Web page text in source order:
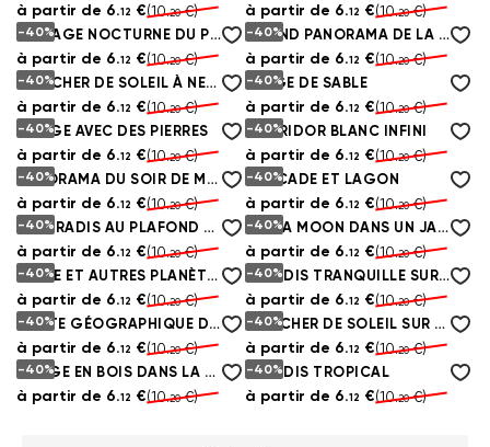
à partir de 6.12 €(10.20€) à partir de 6.12 €(10.20€)
-40% PAYSAGE NOCTURNE DU PONT DE BROOKLYN
à partir de 6.12 €(10.20€)
-40% GRAND PANORAMA DE LA VILLE DEPUIS LA FENÊTRE
à partir de 6.12 €(10.20€)
-40% COUCHER DE SOLEIL À NEW YORK
à partir de 6.12 €(10.20€)
-40%
PLAGE DE SABLE
à partir de 6.12 €(10.20€)
-40%
RIVAGE AVEC DES PIERRES
à partir de 6.12 €(10.20€)
-40%
CORRIDOR BLANC INFINI
à partir de 6.12 €(10.20€)
-40% PANORAMA DU SOIR DE MANHATTAN
à partir de 6.12 €(10.20€)
-40%
CASCADE ET LAGON
à partir de 6.12 €(10.20€)
-40% LE PARADIS AU PLAFOND POUR LA CHAMBRE
à partir de 6.12 €(10.20€)
-40% FATTA MOON DANS UN JARDIN FLEURI DE SAKURA
à partir de 6.12 €(10.20€)
-40% TERRE ET AUTRES PLANÈTES DE LA GALAXIE
à partir de 6.12 €(10.20€)
-40% PARADIS TRANQUILLE SUR LA PLAGE
à partir de 6.12 €(10.20€)
-40% CARTE GÉOGRAPHIQUE DU MONDE
à partir de 6.12 €(10.20€)
-40% COUCHER DE SOLEIL SUR LA MER ET LES MOUETTES
à partir de 6.12 €(10.20€)
-40% PIERGE EN BOIS DANS LA MER
à partir de 6.12 €(10.20€)
-40%
PARADIS TROPICAL
à partir de 6.12 €(10.20€)